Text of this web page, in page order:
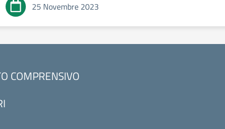
25 Novembre 2023
COMPRENSIVO